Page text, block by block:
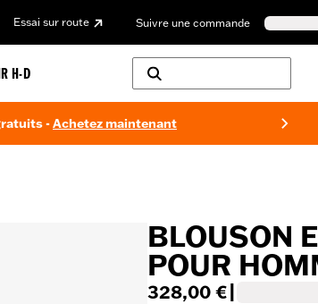
Essai sur route Suivre une commande
H-D
-Achetez maintenant
BLOUSON
POUR
328,00 €